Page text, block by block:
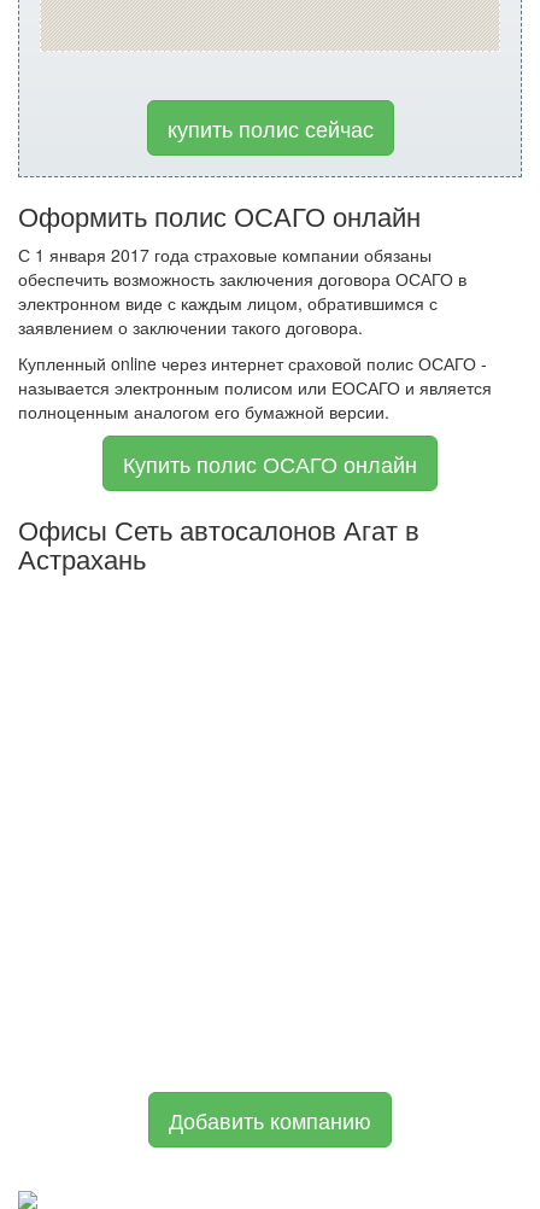
купить полис сейчас
Оформить полис ОСАГО онлайн
С 1 января 2017 года страховые компании обязаны
обеспечить возможность заключения договора ОСАГО в
электронном виде с каждым лицом, обратившимся с
заявлением о заключении такого договора.
Купленный online через интернет сраховой полис ОСАГО -
называется электронным полисом или ЕОСАГО и является
полноценным аналогом его бумажной версии.
Купить полис ОСАГО онлайн
Офисы Сеть автосалонов Агат в
Астрахань
Добавить компанию